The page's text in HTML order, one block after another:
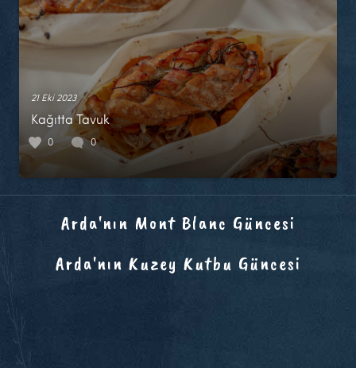
21 Eki 2023
Kağıtta Tavuk
0 0
Arda'nın Mont Blanc Güncesi
Arda'nın Kuzey Kutbu Güncesi